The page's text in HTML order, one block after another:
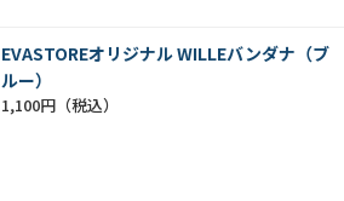
EVASTOREオリジナル WILLEバンダナ（ブ
ルー）
1,100円